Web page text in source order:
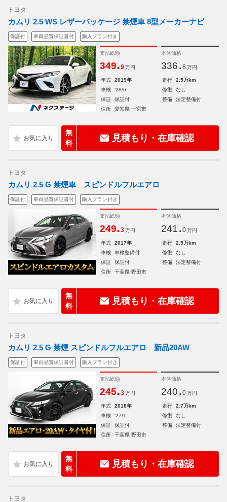
トヨタ
カムリ 2.5 WS レザーパッケージ 禁煙車 8型メーカーナビ
保証付 車両品質保証書付 購入プラン付き
支払総額
349.9 万円
本体価格
336. 8 万円
年式 2019年 走行
2.5万km
車検
'28/6 修復
なし
保証
保証付 整備
法定整備付
住所
愛知県 一宮市
無
料
見積もり・在庫確認
トヨタ
カムリ 2.5 G 禁煙車 スピンドルフルエアロ
保証付 車両品質保証書付 購入プラン付き
支払総額
249.3 万円
本体価格
241. 0 万円
年式 2017年 走行
2.5万km
車検
車検整備付 修復
なし
保証
保証付 整備
法定整備付
住所
千葉県 野田市
無
料
見積もり・在庫確認
トヨタ
カムリ 2.5 G 禁煙 スピンドルフルエアロ 新品20AW
保証付 車両品質保証書付 購入プラン付き
支払総額
245.3 万円
本体価格
240. 0 万円
年式 2018年 走行
2.7万km
車検
'27/1 修復
なし
保証
保証付 整備
法定整備付
住所
千葉県 野田市
無
料
見積もり・在庫確認
トヨタ